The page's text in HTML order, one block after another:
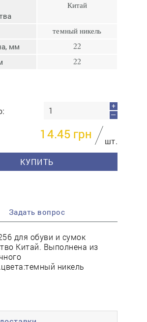
Китай
темный никель
мм 22
22
+
—
14.45 грн
шт.
КУПИТЬ
Задать вопрос
для обуви и сумок
Китай. Выполнена из
никель